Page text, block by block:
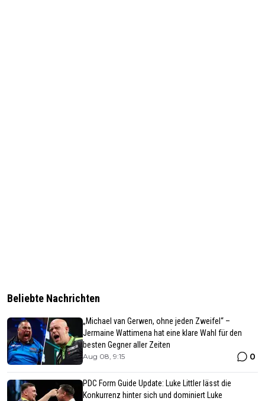
Beliebte Nachrichten
„Michael van Gerwen, ohne jeden Zweifel“ –
Jermaine Wattimena hat eine klare Wahl für den
besten Gegner aller Zeiten
Aug 08, 9:15 0
PDC Form Guide Update: Luke Littler lässt die
Konkurrenz hinter sich und dominiert Luke